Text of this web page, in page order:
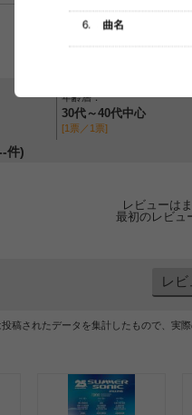
年齢層：
30代～40代中心
[1票／1票]
件)
レビューは
最初のレビュ
レ
稿されたデータを集計したもので、実